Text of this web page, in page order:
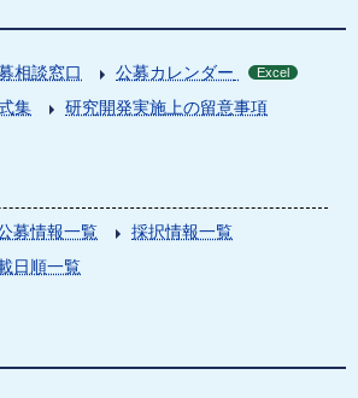
相談窓口 公募カレンダー Excel
集
研究開発実施上の留意事項
募情報一覧
採択情報一覧
日順一覧